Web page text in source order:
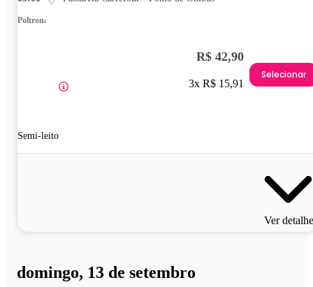
Poltrona
Semi-leito
R$ 42,90
3x R$ 15,91
Selecionar
Ver
domingo, 13 de setembro